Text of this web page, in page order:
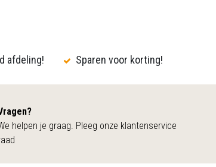
afdeling! Sparen voor korting!
helpen je graag. Pleeg onze klantenservice